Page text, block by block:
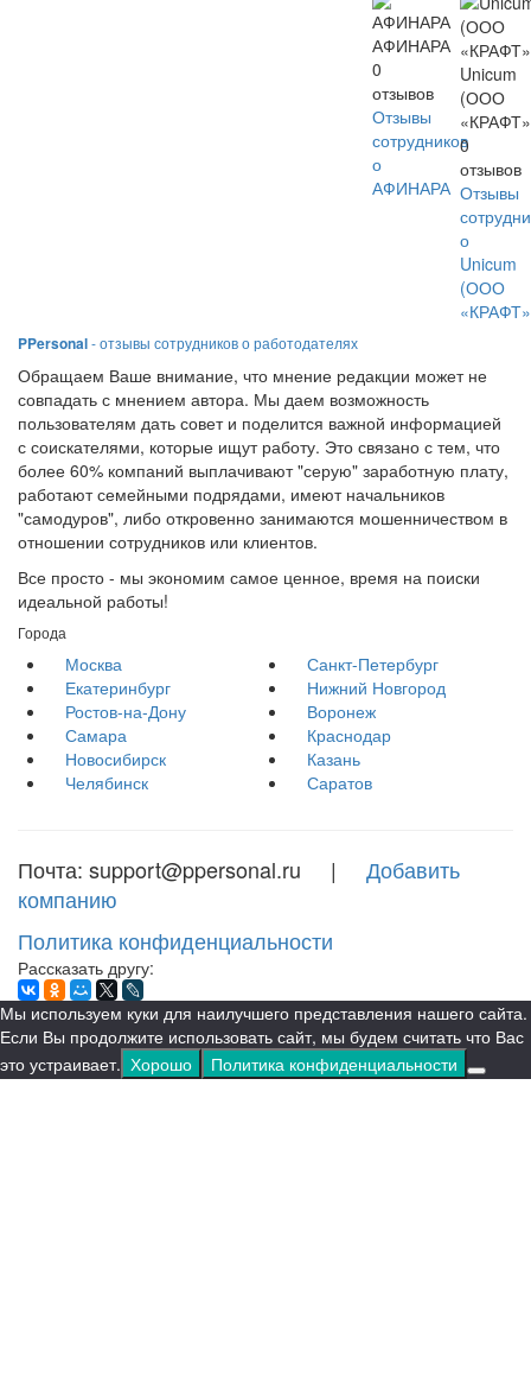
АФИНАРА
0
отзывов
Отзывы
сотрудников
о
АФИНАРА
Unicum
(ООО
0
отзывов
Отзывы
о
Unicum
(ООО
PPersonal- отзывы сотрудников о работодателях
Обращаем Ваше внимание, что мнение редакции может не
совпадать с мнением автора. Мы даем возможность
пользователям дать совет и поделится важной информацией
с соискателями, которые ищут работу. Это связано с тем, что
более 60% компаний выплачивают "серую" заработную плату,
работают семейными подрядами, имеют начальников
"самодуров", либо откровенно занимаются мошенничеством в
отношении сотрудников или клиентов.
Все просто - мы экономим самое ценное, время на поиски
идеальной работы!
Города
Москва
Санкт-Петербург
Екатеринбург
Нижний Новгород
Ростов-на-Дону
Воронеж
Самара
Краснодар
Новосибирск
Казань
Челябинск
Саратов
Почта: support@ppersonal.ru | Добавить
компанию
Политика конфиденциальности
Рассказать другу:
Мы используем куки для наилучшего представления нашего сайта.
Если Вы продолжите использовать сайт, мы будем считать что Вас
это устраивает. Хорошо Политика конфиденциальности